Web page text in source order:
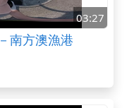
03:27
南方澳漁港